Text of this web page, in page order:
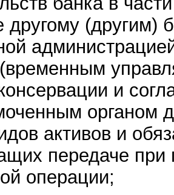
другому (другим)
и
органом
активов и
передаче при
операции;